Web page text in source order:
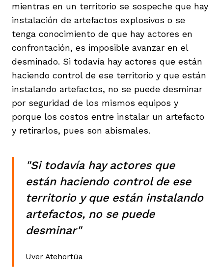
mientras en un territorio se sospeche que hay
instalación de artefactos explosivos o se
tenga conocimiento de que hay actores en
confrontación, es imposible avanzar en el
desminado. Si todavía hay actores que están
haciendo control de ese territorio y que están
instalando artefactos, no se puede desminar
por seguridad de los mismos equipos y
porque los costos entre instalar un artefacto
y retirarlos, pues son abismales.
"Si todavía hay actores que
están haciendo control de ese
territorio y que están instalando
artefactos, no se puede
desminar"
Uver Atehortúa